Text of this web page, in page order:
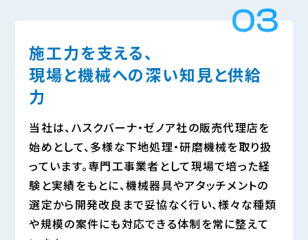
03
施工力を支える、
現場と機械への深い知見と供給
力
当社は、ハスクバーナ・ゼノア社の販売代理店を
始めとして、多様な下地処理・研磨機械を取り扱
っています。専門工事業者として現場で培った経
験と実績をもとに、機械器具やアタッチメントの
選定から開発改良まで妥協なく行い、様々な種類
や規模の案件にも対応できる体制を常に整えて